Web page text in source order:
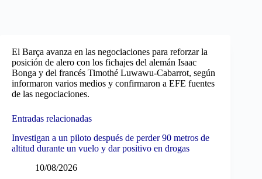
El Barça avanza en las negociaciones para reforzar la
posición de alero con los fichajes del alemán Isaac
Bonga y del francés Timothé Luwawu-Cabarrot, según
informaron varios medios y confirmaron a EFE fuentes
de las negociaciones.
Entradas relacionadas
Investigan a un piloto después de perder 90 metros de
altitud durante un vuelo y dar positivo en drogas
10/08/2026